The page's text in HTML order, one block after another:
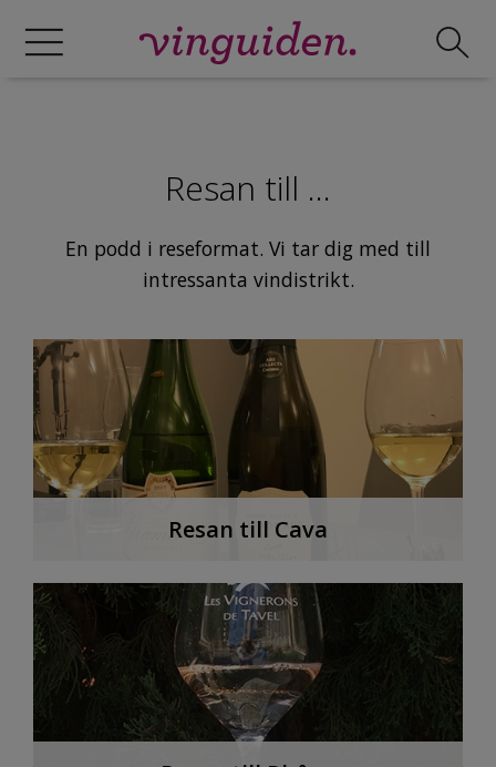
Resan till ...
En podd i reseformat. Vi tar dig med till
intressanta vindistrikt.
Resan till Cava